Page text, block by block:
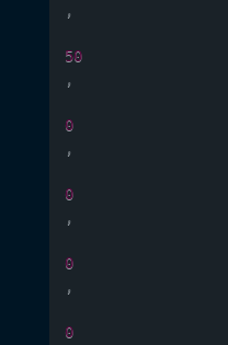
,
50
,
0
,
0
,
0
,
0